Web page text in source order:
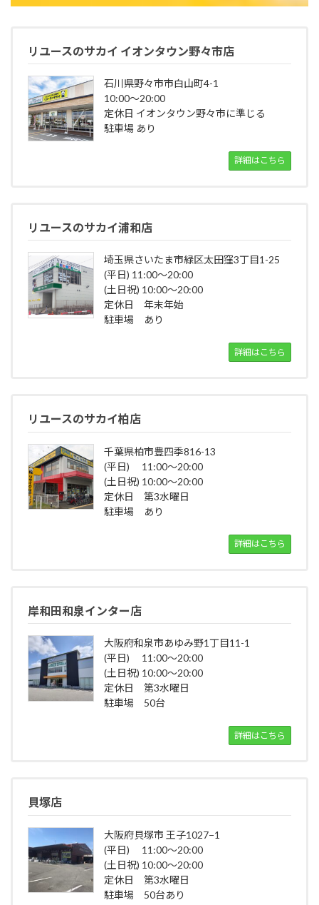
リユースのサカイ イオンタウン野々市店
石川県野々市市白山町4-1
10:00～20:00
定休日 イオンタウン野々市に準じる
駐車場 あり
詳細はこちら
リユースのサカイ浦和店
埼玉県さいたま市緑区太田窪3丁目1-25
(平日) 11:00～20:00
(土日祝) 10:00～20:00
定休日 年末年始
駐車場 あり
詳細はこちら
リユースのサカイ柏店
千葉県柏市豊四季816-13
(平日) 11:00～20:00
(土日祝) 10:00～20:00
定休日 第3水曜日
駐車場 あり
詳細はこちら
岸和田和泉インター店
大阪府和泉市あゆみ野1丁目11-1
(平日) 11:00～20:00
(土日祝) 10:00～20:00
定休日 第3水曜日
駐車場 50台
詳細はこちら
貝塚店
大阪府貝塚市 王子1027−1
(平日) 11:00～20:00
(土日祝) 10:00～20:00
定休日 第3水曜日
駐車場 50台あり